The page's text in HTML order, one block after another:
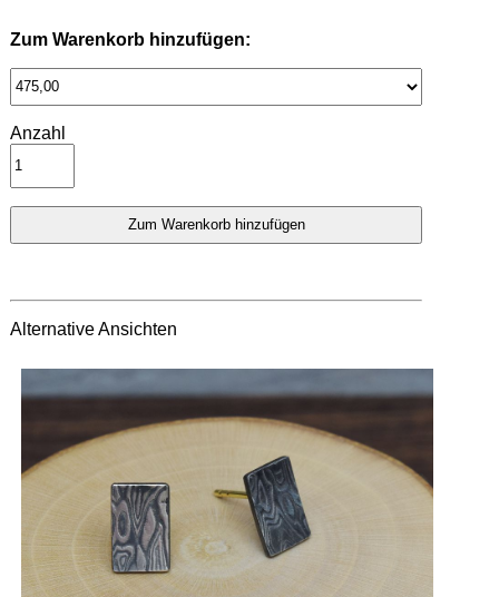
Zum Warenkorb hinzufügen:
Anzahl
Alternative Ansichten